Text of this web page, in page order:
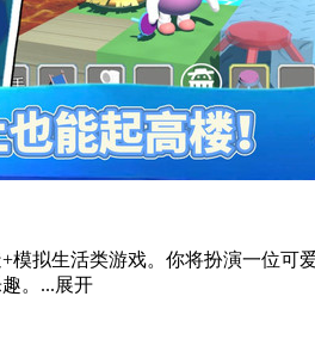
模拟生活类游戏。你将扮演一位
。...展开